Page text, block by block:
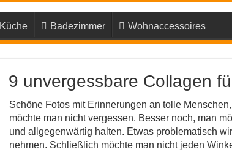
Küche Badezimmer Wohnaccessoires
9 unvergessbare Collagen
Schöne Fotos mit Erinnerungen an tolle
möchte man nicht vergessen. Besser noch, man
und allgegenwärtig halten. Etwas problematisch
nehmen. Schließlich möchte man nicht jeden